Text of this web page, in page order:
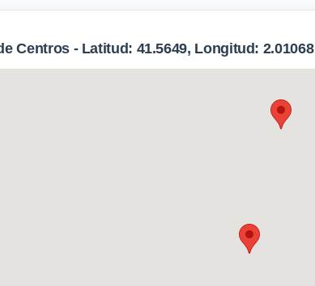
Centros - Latitud: 41.5649, Longitud: 2.01068